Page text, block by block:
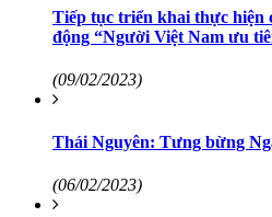
Tiếp tục triển khai thực hiện
động “Người Việt Nam ưu
(09/02/2023)
Thái Nguyên: Tưng bừng
(06/02/2023)